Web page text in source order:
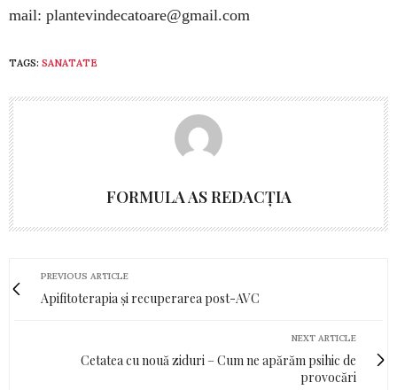
mail: plantevindecatoare@gmail.com
TAGS: SANATATE
FORMULA AS REDACȚIA
PREVIOUS ARTICLE
Apifitoterapia și recuperarea post-AVC
NEXT ARTICLE
Cetatea cu nouă ziduri – Cum ne apărăm psihic de
provocări